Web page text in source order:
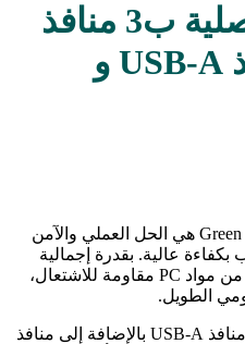
وصلة كهربائية أصلية ب3 منافذ
كهربائية و 4 منافذ USB-A و
وصلة كهرباء اصلية Green Lion GS-150 هي الحل العملي والآمن
بكفاءة عالية. بقدرة إجمالية
تصل إلى 3000 واط وتصميم متين من مواد PC مقاومة للاشتعال،
الطويل.
تأتي مزودة بـ 3 منافذ كهربائية و4 منافذ USB-A بالإضافة إلى منافذ